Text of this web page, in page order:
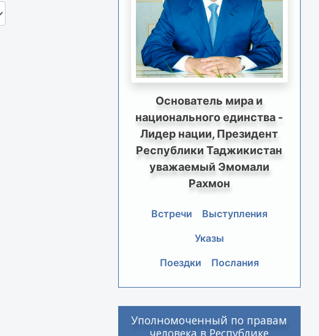
Основатель мира и
национального единства -
Лидер нации, Президент
Республики Таджикистан
уважаемый Эмомали
Рахмон
Встречи
Выступления
Указы
Поездки
Послания
Уполномоченный по правам
человека в Республике